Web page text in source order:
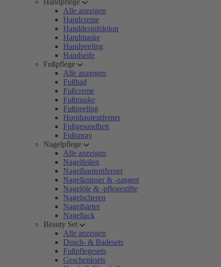
Handpflege
Alle anzeigen
Handcreme
Handdesinfektion
Handmaske
Handpeeling
Handseife
Fußpflege
Alle anzeigen
Fußbad
Fußcreme
Fußmaske
Fußpeeling
Hornhautentferner
Fußgesundheit
Fußspray
Nagelpflege
Alle anzeigen
Nagelfeilen
Nagelhautentferner
Nagelknipser & -zangen
Nagelöle & -pflegestifte
Nagelscheren
Nagelhärter
Nagellack
Beauty Set
Alle anzeigen
Dusch- & Badesets
Fußpflegesets
Geschenksets